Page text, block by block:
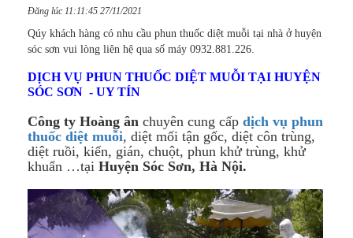
Đăng lúc 11:11:45 27/11/2021
Qúy khách hàng có nhu cầu phun thuốc diệt muỗi tại nhà ở huyện
sóc sơn vui lòng liên hệ qua số máy 0932.881.226.
DỊCH VỤ PHUN THUỐC DIỆT MUỖI TẠI HUYỆN
SÓC SƠN - UY TÍN
Công ty Hoàng ân chuyên cung cấp dịch vụ phun
thuốc diệt muỗi, diệt mối tận gốc, diệt côn trùng,
diệt ruồi, kiến, gián, chuột, phun khử trùng, khử
khuẩn …tại Huyện Sóc Sơn, Hà Nội.